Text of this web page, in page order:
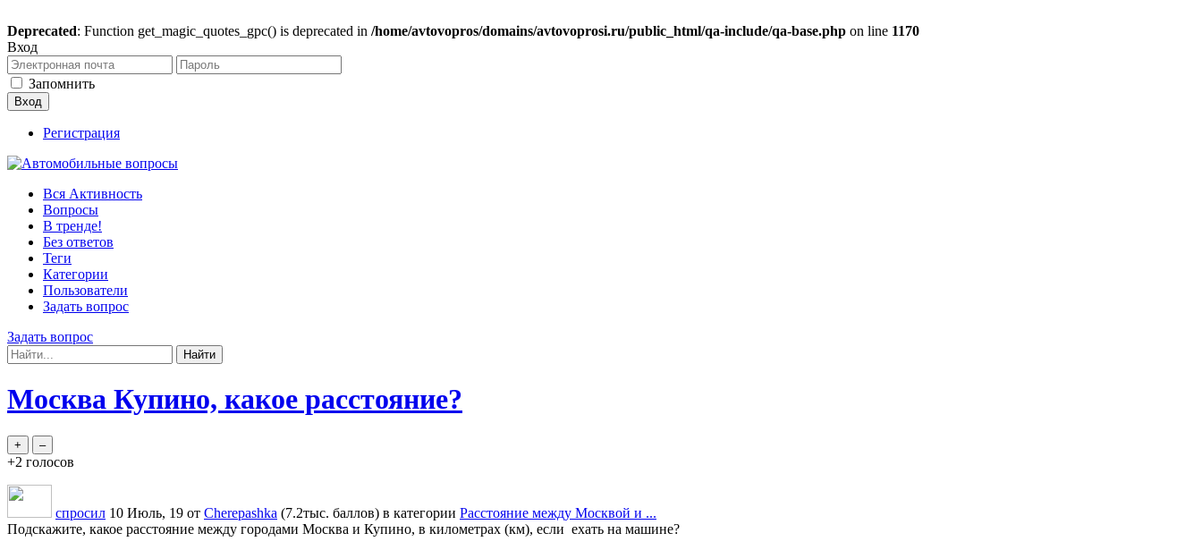
Deprecated: Function get_magic_quotes_gpc() is deprecated in /home/avtovopros/domains/avtovoprosi.ru/public_html/qa-include/qa-base.php on line 1170
Вход
Запомнить
Регистрация
Вся Активность
Вопросы
В тренде!
Без ответов
Теги
Категории
Пользователи
Задать вопрос
Задать вопрос
Москва Купино, какое расстояние?
+2 голосов
спросил 10 Июль, 19 от Cherepashka (7.2тыс. баллов) в категории Расстояние между Москвой и ...
Подскажите, какое расстояние между городами Москва и Купино, в километрах (км), если ехать на машине?